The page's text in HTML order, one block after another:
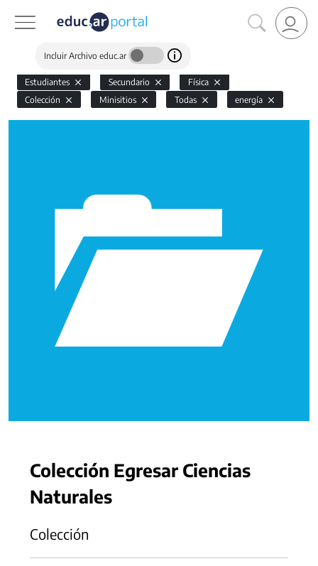
Incluir Archivo educ.ar
Estudiantes Secundario
Física
Colección
Minisitios Todas energía
Colección Egresar Ciencias
Naturales
Colección